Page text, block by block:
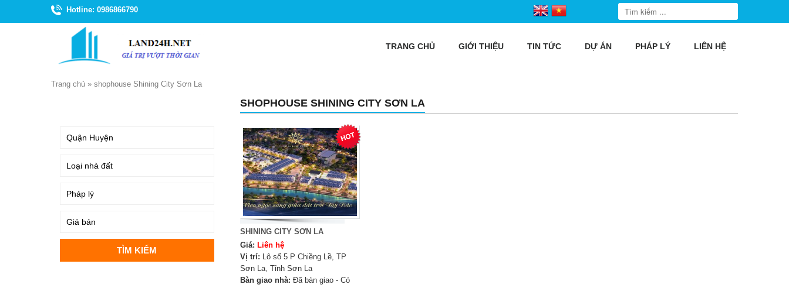
Hotline: 0986866790
TRANG CHỦ GIỚI THIỆU TIN TỨC DỰ ÁN PHÁP LÝ LIÊN HỆ
Trang chủ » shophouse Shining City Sơn La
SHOPHOUSE SHINING CITY SƠN LA
SHINING CITY SƠN LA
Giá: Liên hệ
Vị trí: Lô số 5 P Chiềng Lề, TP
Sơn La, Tỉnh Sơn La
Bàn giao nhà: Đã bàn giao - Có